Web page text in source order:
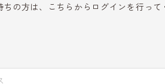
ちの方は、こちらからログインを行って